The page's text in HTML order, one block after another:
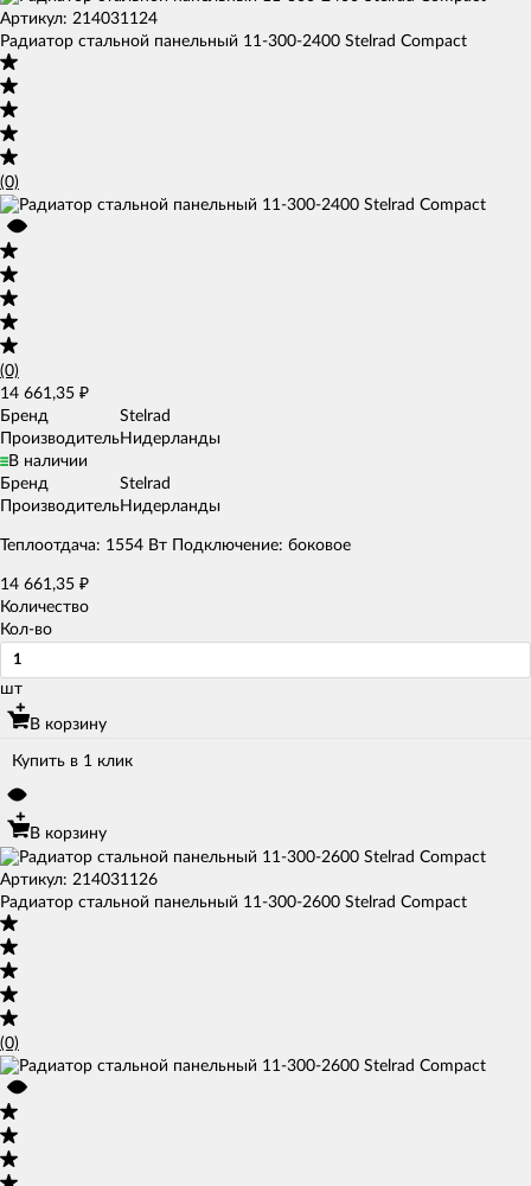
Артикул: 214031124
Радиатор стальной панельный 11-300-2400 Stelrad Compact
(0)
(0)
14 661,35 ₽
Бренд
Stelrad
ПроизводительНидерланды
В наличии
Бренд
Stelrad
ПроизводительНидерланды
Теплоотдача: 1554 Вт Подключение: боковое
14 661,35 ₽
Количество
Кол-во
шт
В корзину
Купить в 1 клик
В корзину
Артикул: 214031126
Радиатор стальной панельный 11-300-2600 Stelrad Compact
(0)